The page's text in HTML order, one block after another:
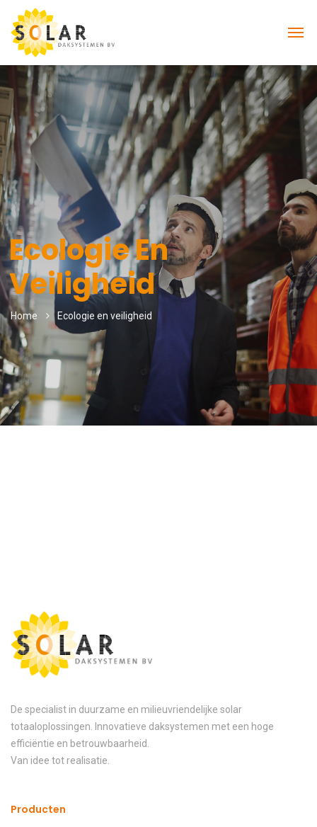
Ecologie En
Veiligheid
Home Ecologie en veiligheid
De specialist in duurzame en milieuvriendelijke solar
totaaloplossingen. Innovatieve daksystemen met een hoge
efficiëntie en betrouwbaarheid.
Van idee tot realisatie.
Producten